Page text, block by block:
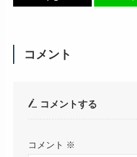
コメント
コメントする
コメント ※